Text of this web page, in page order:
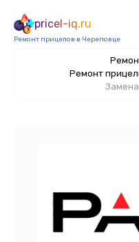
pricel-iq.ru
Ремонт прицелов в Череповце
Ремонт